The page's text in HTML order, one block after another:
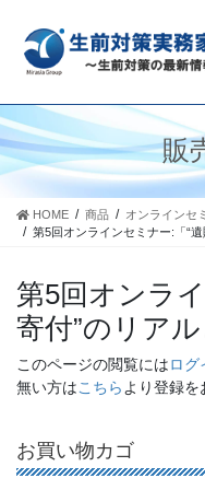
販
HOME 商品
オンラインセ
第5回オンラインセミナー:「“遺
第5回オンラ
寄付”のリアル
このページの閲覧にはログ
無い方はこちら より登録を
お買い物カゴ